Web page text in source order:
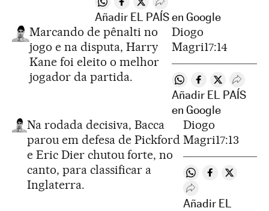
Compartir en Whatsapp
Compartir en Facebook
Compartir en Twitter
Desplegar Redes Sociales
Añadir EL PAÍS en Google
Marcando de pênalti no
jogo e na disputa, Harry
Kane foi eleito o melhor
jogador da partida.
Diogo
Magri17:14
Compartir en
Compartir en
Compartir
Añadir EL PAÍS
en Google
Na rodada decisiva, Bacca
parou em defesa de Pickford
e Eric Dier chutou forte, no
canto, para classificar a
Inglaterra.
Diogo
Magri17:13
Compartir en
Compartir en
Desplegar Redes
Añadir EL